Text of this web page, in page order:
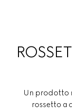
Un prodotto
rossetto a